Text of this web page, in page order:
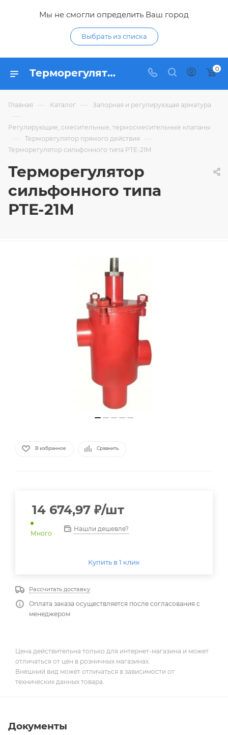
Мы не смогли определить Ваш город
Выбрать из списка
Терморегулятор сильфонного типа РТЕ-21М - купить по цене 14 674,97 ₽ в интернет-магазине Гидропромтехника с доставкой в Курске 0
Главная — Каталог — Запорная и регулирующая арматура
—
Регулирующие, смесительные, термосмесительные клапаны
— Терморегулятор прямого действия —
Терморегулятор сильфонного типа РТЕ-21М
Терморегулятор
сильфонного типа
РТЕ-21М
В избранное Сравнить
14 674,97 ₽/шт
Много
Нашли дешевле?
Купить в 1 клик
Рассчитать доставку
Оплата заказа осуществляется после согласования с
менеджером
Цена действительна только для интернет-магазина и может
отличаться от цен в розничных магазинах.
Внешний вид может отличаться в зависимости от
технических данных товара.
Документы